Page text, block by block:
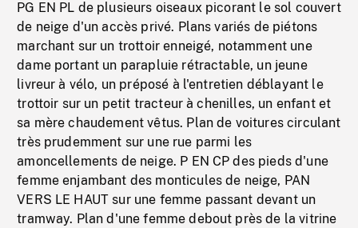
PG EN PL de plusieurs oiseaux picorant le sol couvert
de neige d'un accès privé. Plans variés de piétons
marchant sur un trottoir enneigé, notamment une
dame portant un parapluie rétractable, un jeune
livreur à vélo, un préposé à l'entretien déblayant le
trottoir sur un petit tracteur à chenilles, un enfant et
sa mère chaudement vêtus. Plan de voitures circulant
très prudemment sur une rue parmi les
amoncellements de neige. P EN CP des pieds d'une
femme enjambant des monticules de neige, PAN
VERS LE HAUT sur une femme passant devant un
tramway. Plan d'une femme debout près de la vitrine